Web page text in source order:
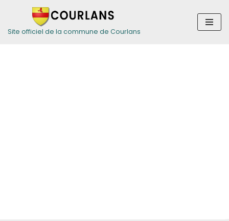
Aller
Site officiel de la commune de Courlans